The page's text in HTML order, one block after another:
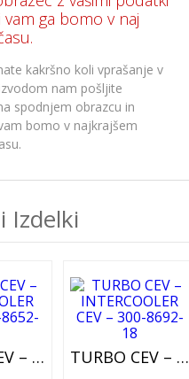
ga bomo v naj
kakršno koli vprašanje v
nam pošljite
spodnjem obrazcu in
bomo v najkrajšem
Izdelki
TURBO CEV – INTERCOOLER CEV – 300-8652-18 TURBO CEV – INTERCOOLER CEV – 300-8692-18